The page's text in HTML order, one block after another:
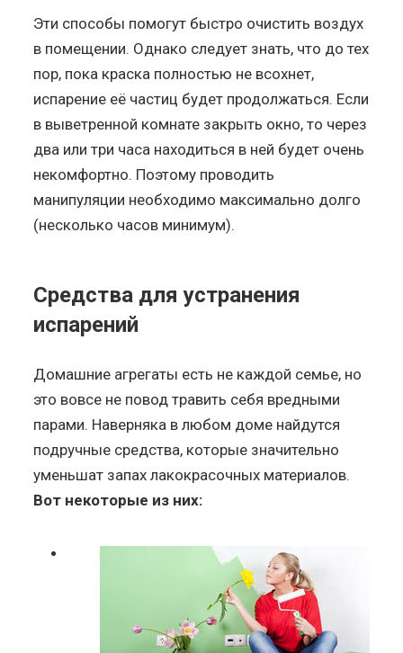
Эти способы помогут быстро очистить воздух
в помещении. Однако следует знать, что до тех
пор, пока краска полностью не всохнет,
испарение её частиц будет продолжаться. Если
в выветренной комнате закрыть окно, то через
два или три часа находиться в ней будет очень
некомфортно. Поэтому проводить
манипуляции необходимо максимально долго
(несколько часов минимум).
Средства для устранения
испарений
Домашние агрегаты есть не каждой семье, но
это вовсе не повод травить себя вредными
парами. Наверняка в любом доме найдутся
подручные средства, которые значительно
уменьшат запах лакокрасочных материалов.
Вот некоторые из них: